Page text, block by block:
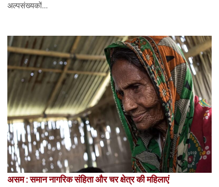
अल्पसंख्यकों...
असम : समान नागरिक संहिता और चर क्षेत्र की महिलाएं